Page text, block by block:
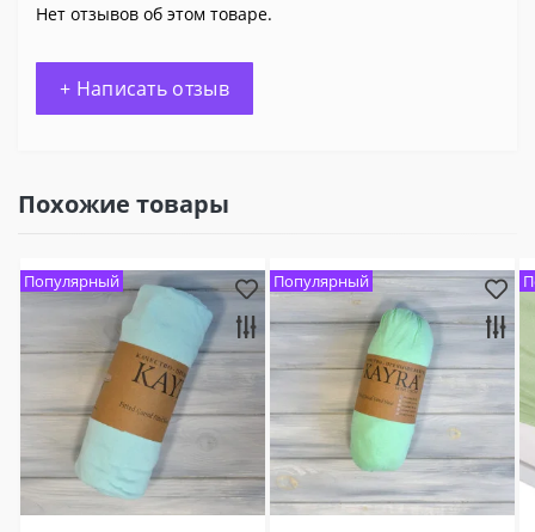
Нет отзывов об этом товаре.
+ Написать отзыв
Похожие товары
Популярный Популярный